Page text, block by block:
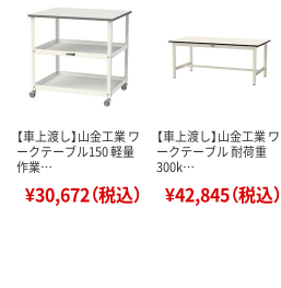
【車上渡し】山金工業 ワ
ークテーブル150 軽量
作業…
¥30,672（税込）
【車上渡し】山金工業 ワ
ークテーブル 耐荷重
300k…
¥42,845（税込）